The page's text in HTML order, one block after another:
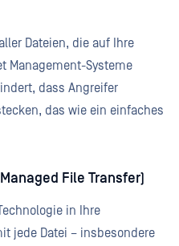
Dateien, die auf Ihre
Management-Systeme
dass Angreifer
das wie ein einfaches
File Transfer)
in Ihre
jede Datei – insbesondere